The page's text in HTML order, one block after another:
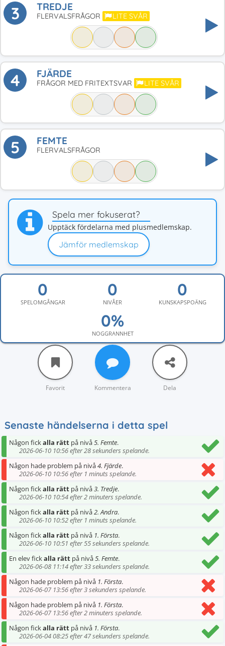
3 TREDJE
FLERVALSFRÅGOR LITE SVÅR
4 FJÄRDE
FRÅGOR MED FRITEXTSVAR LITE SVÅR
5 FEMTE
FLERVALSFRÅGOR
Spela mer fokuserat?
Upptäck fördelarna med plusmedlemskap.
Jämför medlemskap
SPELOMGÅNGAR NIVÅER KUNSKAPSPOÄNG
NOGGRANNHET
Favorit Kommentera Dela
Senaste händelserna i detta spel
Någon fickalla rätt på nivå5. Femte.
2026-06-10 10:56 efter 28 sekunders spelande.
Någon hade problem på nivå4. Fjärde.
2026-06-10 10:56 efter 1 minuts spelande.
Någon fickalla rätt på nivå3. Tredje.
2026-06-10 10:54 efter 2 minuters spelande.
Någon fickalla rätt på nivå2. Andra.
2026-06-10 10:52 efter 1 minuts spelande.
Någon fickalla rätt på nivå 1. Första.
2026-06-10 10:51 efter 55 sekunders spelande.
En elev fickalla rätt på nivå5. Femte.
2026-06-08 11:14 efter 33 sekunders spelande.
Någon hade problem på nivå 1. Första.
2026-06-07 13:56 efter 3 sekunders spelande.
Någon hade problem på nivå 1. Första.
2026-06-07 13:56 efter 2 minuters spelande.
Någon fickalla rätt på nivå 1. Första.
2026-06-04 08:25 efter 47 sekunders spelande.